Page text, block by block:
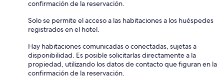
confirmación de la reservación.
Solo se permite el acceso a las habitaciones a los huéspedes
registrados en el hotel.
Hay habitaciones comunicadas o conectadas, sujetas a
disponibilidad. Es posible solicitarlas directamente a la
propiedad, utilizando los datos de contacto que figuran en la
confirmación de la reservación.